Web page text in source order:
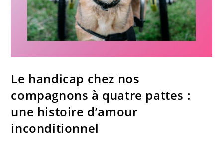
Le handicap chez nos
compagnons à quatre pattes :
une histoire d’amour
inconditionnel